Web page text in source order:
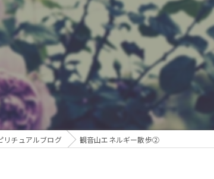
学校
レッシングカード
リチュアルブログ 観音山エネルギー散歩②